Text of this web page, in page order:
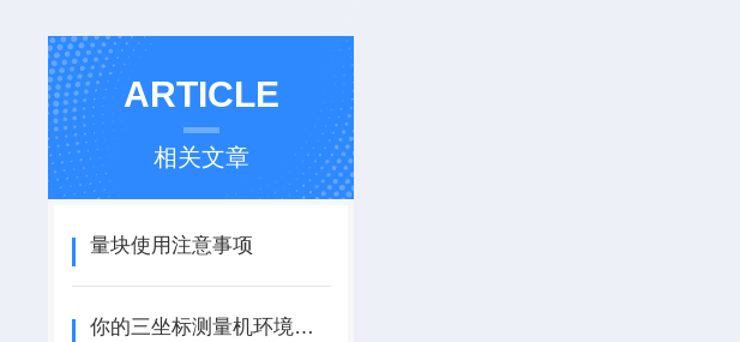
ARTICLE
相关文章
量块使用注意事项
你的三坐标测量机环境使用要求是否达标？